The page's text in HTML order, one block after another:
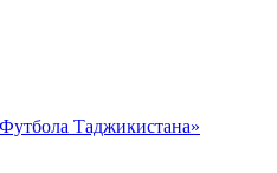
Таджикистана»